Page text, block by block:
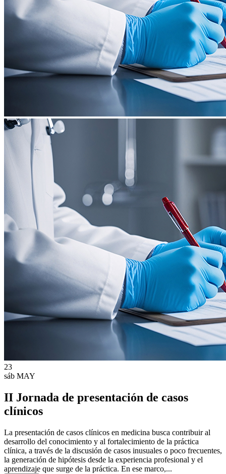
23
sáb MAY
II Jornada de presentación de casos
clínicos
La presentación de casos clínicos en medicina busca contribuir al
desarrollo del conocimiento y al fortalecimiento de la práctica
clínica, a través de la discusión de casos inusuales o poco frecuentes,
la generación de hipótesis desde la experiencia profesional y el
aprendizaje que surge de la práctica. En ese marco,...